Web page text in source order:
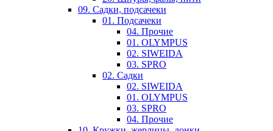
09. Садки, подсачеки
01. Подсачеки
04. Прочие
01. OLYMPUS
02. SIWEIDA
03. SPRO
02. Садки
02. SIWEIDA
01. OLYMPUS
03. SPRO
04. Прочие